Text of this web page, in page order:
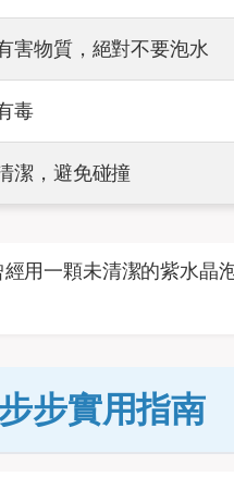
害物質，絕對不要泡水
毒
潔，避免碰撞
用一顆未清潔的紫水晶
步實用指南